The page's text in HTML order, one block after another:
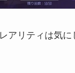
アリティは気に